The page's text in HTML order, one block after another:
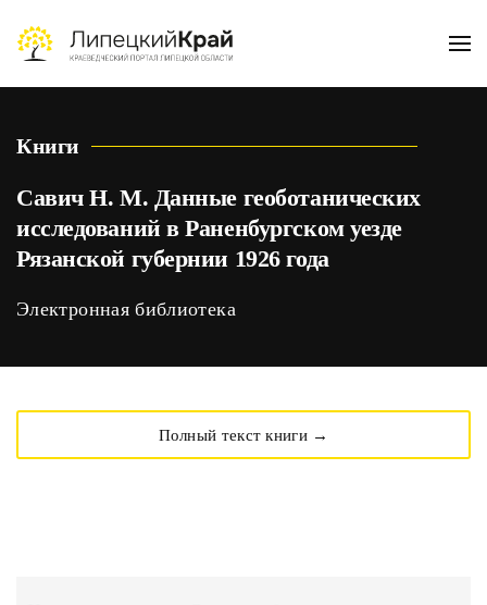
Skip to main content
Книги
Савич Н. М. Данные геоботанических
исследований в Раненбургском уезде
Рязанской губернии 1926 года
Электронная библиотека
Полный текст книги →